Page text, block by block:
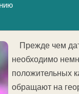
Прежде чем
необходимо
положительных
обращают на